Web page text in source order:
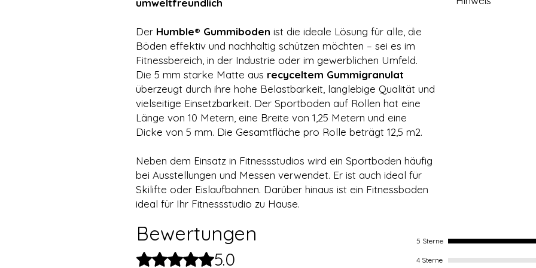
umweltfreundlich
Der Humble® Gummiboden ist die ideale Lösung für alle, die
Böden effektiv und nachhaltig schützen möchten – sei es im
Fitnessbereich, in der Industrie oder im gewerblichen Umfeld.
Die 5 mm starke Matte aus recyceltem Gummigranulat
überzeugt durch ihre hohe Belastbarkeit, langlebige Qualität und
vielseitige Einsetzbarkeit. Der Sportboden auf Rollen hat eine
Länge von 10 Metern, eine Breite von 1,25 Metern und eine
Dicke von 5 mm. Die Gesamtfläche pro Rolle beträgt 12,5 m2.
Neben dem Einsatz in Fitnessstudios wird ein Sportboden häufig
bei Ausstellungen und Messen verwendet. Er ist auch ideal für
Skilifte oder Eislaufbahnen. Darüber hinaus ist ein Fitnessboden
ideal für Ihr Fitnessstudio zu Hause.
Bewertungen
Mit 5 von 5 Sternen bewertet.
5.0
5 Sterne
4 Sterne